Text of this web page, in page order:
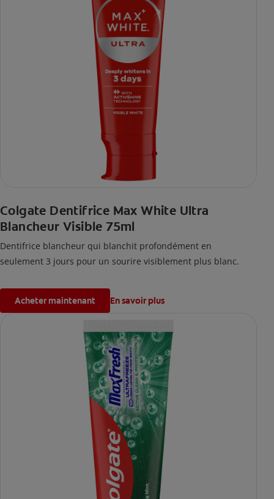
Colgate Dentifrice Max White Ultra
Blancheur Visible 75ml
Dentifrice blancheur qui blanchit profondément en
seulement 3 jours pour un sourire visiblement plus blanc.
Acheter maintenant En savoir plus